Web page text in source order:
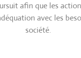
afin que les
avec les
société.